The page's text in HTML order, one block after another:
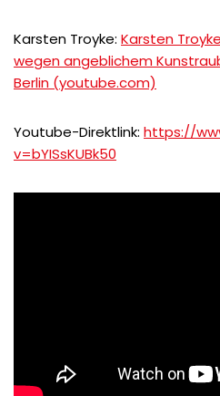
Karsten Troyke: Karsten
wegen angeblichem
Berlin (youtube.com)
Youtube-Direktlink: https://
v=bYISsKUBk50